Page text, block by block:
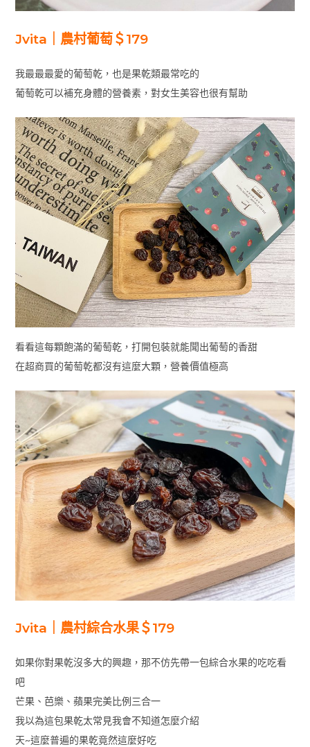
Jvita｜農村葡萄＄179
我最最最愛的葡萄乾，也是果乾類最常吃的
葡萄乾可以補充身體的營養素，對女生美容也很有幫助
看看這每顆飽滿的葡萄乾，打開包裝就能聞出葡萄的香甜
在超商買的葡萄乾都沒有這麼大顆，營養價值極高
Jvita｜農村綜合水果＄179
如果你對果乾沒多大的興趣，那不仿先帶一包綜合水果的吃吃看
吧
芒果、芭樂、蘋果完美比例三合一
我以為這包果乾太常見我會不知道怎麼介紹
天~這麼普遍的果乾竟然這麼好吃